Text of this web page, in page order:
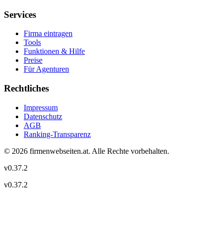
Services
Firma eintragen
Tools
Funktionen & Hilfe
Preise
Für Agenturen
Rechtliches
Impressum
Datenschutz
AGB
Ranking-Transparenz
© 2026 firmenwebseiten.at. Alle Rechte vorbehalten.
v0.37.2
v0.37.2